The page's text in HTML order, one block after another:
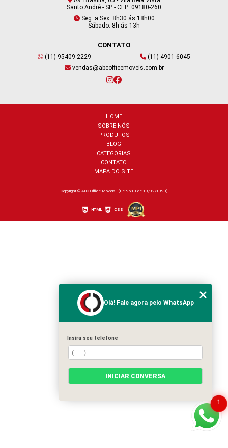
Santo André - SP - CEP: 09180-260
Seg. a Sex: 8h30 ás 18h00
Sábado: 8h ás 13h
CONTATO
(11) 95409-2229
(11) 4901-6045
vendas@abcofficemoveis.com.br
HOME
SOBRE NÓS
PRODUTOS
BLOG
CATEGORIAS
CONTATO
MAPA DO SITE
Copyright © ABC Office Móveis . (Lei 9610 de 19/02/1998)
HTML CSS
1
Olá! Fale agora pelo WhatsApp
Insira seu telefone
INICIAR CONVERSA